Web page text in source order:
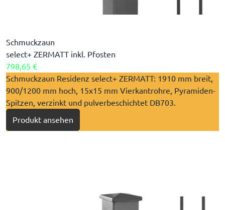
Schmuckzaun
select+ ZERMATT inkl. Pfosten
798,65 €
​Schmuckzaun Residenz select+ ZERMATT: 1910 mm breit,
900/1200 mm hoch, 15x15 mm Vierkantrohre, Pyramiden-
Spitzen, verzinkt und pulverbeschichtet DB703.
Produkt ansehen